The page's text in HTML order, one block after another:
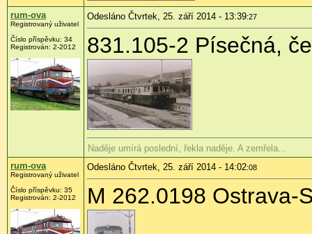
rum-ova
Registrovaný uživatel
Číslo příspěvku: 34
Registrován: 2-2012
Odesláno Čtvrtek, 25. září 2014 - 13:39:27
831.105-2 Písečná,
Naděje umírá poslední, řekla naděje. A zemřela...
rum-ova
Registrovaný uživatel
Číslo příspěvku: 35
Registrován: 2-2012
Odesláno Čtvrtek, 25. září 2014 - 14:02:08
M 262.0198 Ostrava-